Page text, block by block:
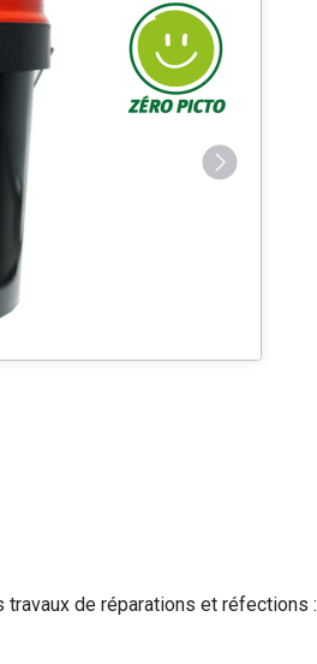
de réparations et réfections :